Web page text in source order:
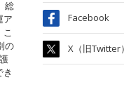
総
ア
の
Facebook
X（旧Twitter）